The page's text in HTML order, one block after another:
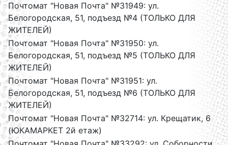
Почтомат "Новая Почта" №31949: ул.
Белогородская, 51, подъезд №4 (ТОЛЬКО ДЛЯ
ЖИТЕЛЕЙ)
Почтомат "Новая Почта" №31950: ул.
Белогородская, 51, подъезд №5 (ТОЛЬКО ДЛЯ
ЖИТЕЛЕЙ)
Почтомат "Новая Почта" №31951: ул.
Белогородская, 51, подъезд №6 (ТОЛЬКО ДЛЯ
ЖИТЕЛЕЙ)
Почтомат "Новая Почта" №32714: ул. Крещатик, 6
(ЮКАМАРКЕТ 2й етаж)